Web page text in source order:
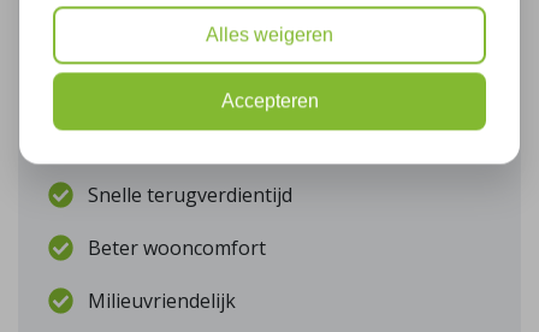
Onze voordelen
Projecten
Snelle terugverdientijd
Beter wooncomfort
Milieuvriendelijk
Alles weigeren
Accepteren